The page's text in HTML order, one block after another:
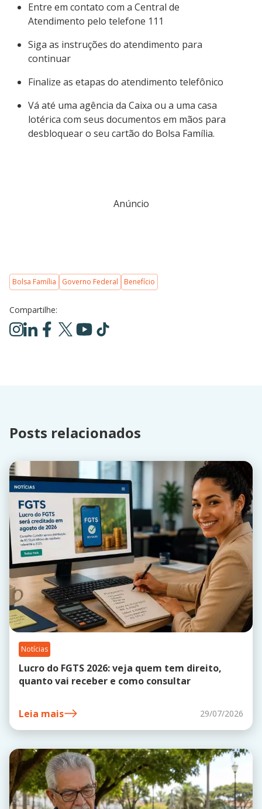
Entre em contato com a Central de
Atendimento pelo telefone 111
Siga as instruções do atendimento para
continuar
Finalize as etapas do atendimento telefônico
Vá até uma agência da Caixa ou a uma casa
lotérica com seus documentos em mãos para
desbloquear o seu cartão do Bolsa Família.
Anúncio
Bolsa Família Governo Federal Benefício
Compartilhe:
Posts relacionados
Notícias
Lucro do FGTS 2026: veja quem tem direito,
quanto vai receber e como consultar
Leia mais 29/07/2026